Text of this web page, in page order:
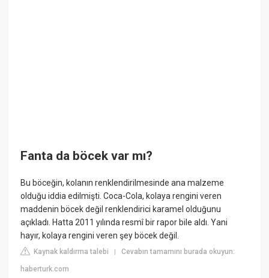
Fanta da böcek var mı?
Bu böceğin, kolanın renklendirilmesinde ana malzeme
olduğu iddia edilmişti. Coca-Cola, kolaya rengini veren
maddenin böcek değil renklendirici karamel olduğunu
açıkladı. Hatta 2011 yılında resmî bir rapor bile aldı. Yani
hayır, kolaya rengini veren şey böcek değil.
Kaynak kaldırma talebi |Cevabın tamamını burada okuyun:
haberturk.com